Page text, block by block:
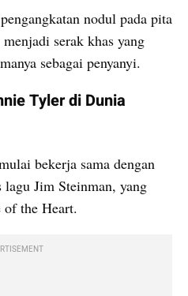
nodul pada pita
serak khas yang
sebagai penyanyi.
Tyler di Dunia
bekerja sama dengan
Jim Steinman, yang
the Heart.